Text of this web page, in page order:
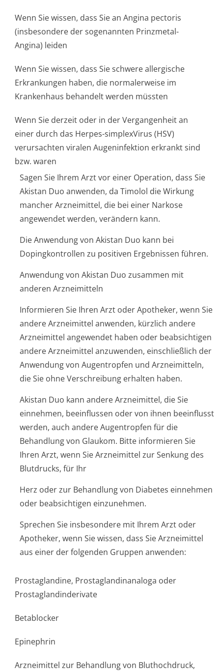
Wenn Sie wissen, dass Sie an Angina pectoris
(insbesondere der sogenannten Prinzmetal-
Angina) leiden
Wenn Sie wissen, dass Sie schwere allergische
Erkrankungen haben, die normalerweise im
Krankenhaus behandelt werden müssten
Wenn Sie derzeit oder in der Vergangenheit an
einer durch das Herpes-simplexVirus (HSV)
verursachten viralen Augeninfektion erkrankt sind
bzw. waren
Sagen Sie Ihrem Arzt vor einer Operation, dass Sie
Akistan Duo anwenden, da Timolol die Wirkung
mancher Arzneimittel, die bei einer Narkose
angewendet werden, verändern kann.
Die Anwendung von Akistan Duo kann bei
Dopingkontrollen zu positiven Ergebnissen führen.
Anwendung von Akistan Duo zusammen mit
anderen Arzneimitteln
Informieren Sie Ihren Arzt oder Apotheker, wenn Sie
andere Arzneimittel anwenden, kürzlich andere
Arzneimittel angewendet haben oder beabsichtigen
andere Arzneimittel anzuwenden, einschließlich der
Anwendung von Augentropfen und Arzneimitteln,
die Sie ohne Verschreibung erhalten haben.
Akistan Duo kann andere Arzneimittel, die Sie
einnehmen, beeinflussen oder von ihnen beeinflusst
werden, auch andere Augentropfen für die
Behandlung von Glaukom. Bitte informieren Sie
Ihren Arzt, wenn Sie Arzneimittel zur Senkung des
Blutdrucks, für Ihr
Herz oder zur Behandlung von Diabetes einnehmen
oder beabsichtigen einzunehmen.
Sprechen Sie insbesondere mit Ihrem Arzt oder
Apotheker, wenn Sie wissen, dass Sie Arzneimittel
aus einer der folgenden Gruppen anwenden:
Prostaglandine, Prostaglandina­naloga oder
Prostaglandin­derivate
Betablocker
Epinephrin
Arzneimittel zur Behandlung von Bluthochdruck,